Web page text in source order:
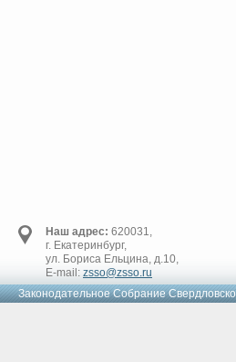
Наш адрес: 620031,
г. Екатеринбург,
ул. Бориса Ельцина, д.10,
E-mail: zsso@zsso.ru
Законодательное Cобрание